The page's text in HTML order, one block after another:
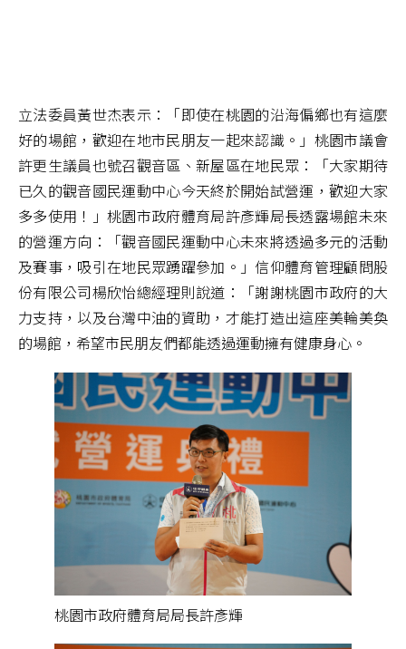
立法委員黃世杰表示：「即使在桃園的沿海偏鄉也有這麼
好的場館，歡迎在地市民朋友一起來認識。」桃園市議會
許更生議員也號召觀音區、新屋區在地民眾：「大家期待
已久的觀音國民運動中心今天終於開始試營運，歡迎大家
多多使用！」桃園市政府體育局許彥輝局長透露場館未來
的營運方向：「觀音國民運動中心未來將透過多元的活動
及賽事，吸引在地民眾踴躍參加。」信仰體育管理顧問股
份有限公司楊欣怡總經理則說道：「謝謝桃園市政府的大
力支持，以及台灣中油的資助，才能打造出這座美輪美奐
的場館，希望市民朋友們都能透過運動擁有健康身心。
桃園市政府體育局局長許彥輝